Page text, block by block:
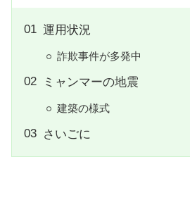
運用状況
詐欺事件が多発中
ミャンマーの地震
建築の様式
さいごに